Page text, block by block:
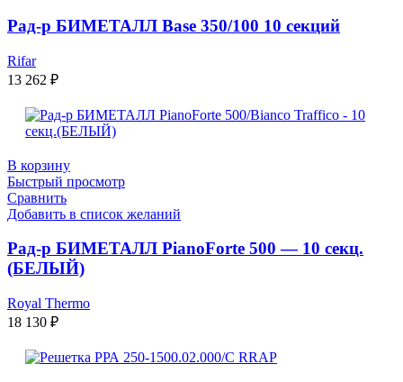
Рад-р БИМЕТАЛЛ Base 350/100 10 секций
Rifar
13 262 ₽
В корзину
Быстрый просмотр
Сравнить
Добавить в список желаний
Рад-р БИМЕТАЛЛ PianoForte 500 — 10 секц.
(БЕЛЫЙ)
Royal Thermo
18 130 ₽